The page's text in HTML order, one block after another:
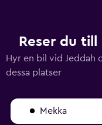
Reser du till
Hyr en bil vid Jeddah
dessa platser
Mekka